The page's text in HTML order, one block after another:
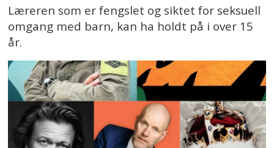
Læreren som er fengslet og siktet for seksuell
omgang med barn, kan ha holdt på i over 15
år.